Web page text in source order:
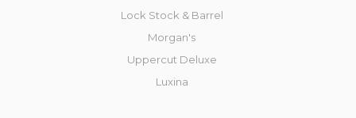
Lock Stock & Barrel
Morgan's
Uppercut Deluxe
Luxina